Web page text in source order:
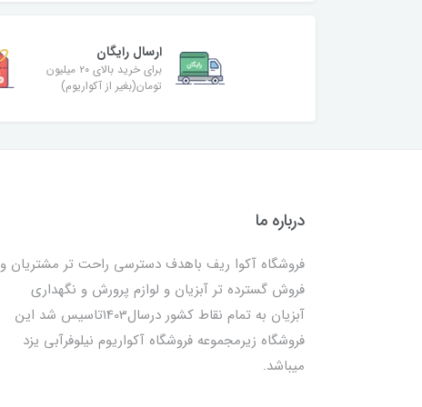
ارسال رایگان
برای خرید بالای ۲۰ میلیون
تومان(بغیر از آکواریوم)
درباره ما
فروشگاه آکوا ریف باهدف دسترسی راحت تر مشتریان و
فروش گسترده تر آبزیان و لوازم پرورش و نگهداری
آبزیان به تمام نقاط کشور درسال1403تاسیس شد این
فروشگاه زیرمجموعه فروشگاه آکواریوم نیلوفرآبی یزد
میباشد.